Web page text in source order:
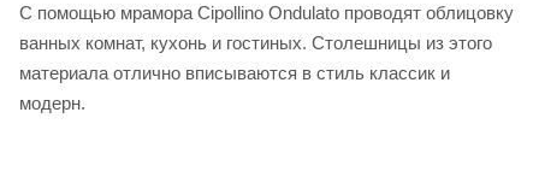
С помощью мрамора Cipollino Ondulato проводят облицовку
ванных комнат, кухонь и гостиных. Столешницы из этого
материала отлично вписываются в стиль классик и
модерн.